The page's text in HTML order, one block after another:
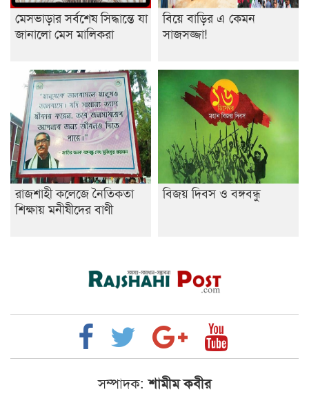
মেসভাড়ার সর্বশেষ সিদ্ধান্তে যা
জানালো মেস মালিকরা
বিয়ে বাড়ির এ কেমন
সাজসজ্জা!
রাজশাহী কলেজে নৈতিকতা
শিক্ষায় মনীষীদের বাণী
বিজয় দিবস ও বঙ্গবন্ধু
সম্পাদক: শামীম কবীর